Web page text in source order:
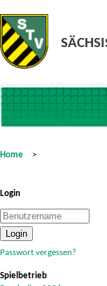
Home >
Login
Passwort vergessen?
Spielbetrieb